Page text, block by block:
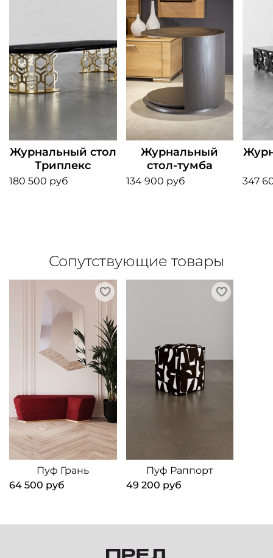
Журнальный стол
Триплекс
180 500 руб
Журнальный
стол-тумба
134 900 руб 347
Сопутствующие товары
Пуф Грань
64 500 руб
Пуф Раппорт
49 200 руб